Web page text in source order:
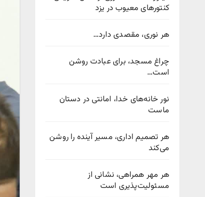
کنتورهای معیوب در یزد
هر نوری، مقصدی دارد…
چراغ مسجد، برای عبادت روشن
است…
نور خانه‌های خدا، امانتی در دستان
ماست
هر تصمیم اداری، مسیر آینده را روشن
می‌کند
هر مهر همراهی، نشانی از
مسئولیت‌پذیری است